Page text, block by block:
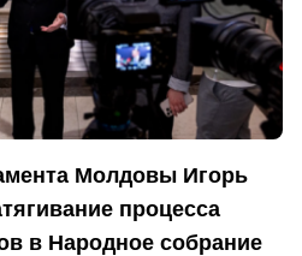
Молдовы Игорь
процесса
в Народное собрание